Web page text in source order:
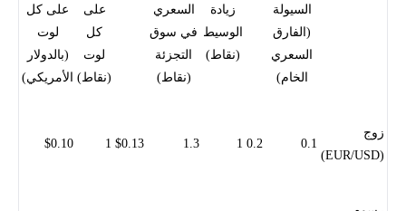
السيولة
(الفارق
السعري
الخام)
زيادة
الوسيط
(نقاط)
السعري
في سوق
التجزئة
(نقاط)
على
كل
لوت
(نقاط)
على كل
لوت
(بالدولار
الأمريكي)
زوج
(EUR/USD)
0.1
0.2
1
1.3
$0.13
1
$0.10